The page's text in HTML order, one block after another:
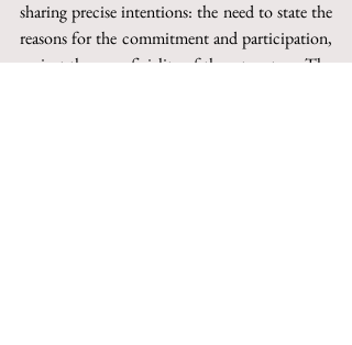
sharing precise intentions: the need to state the
reasons for the commitment and participation,
against the superficiality of the art system. The